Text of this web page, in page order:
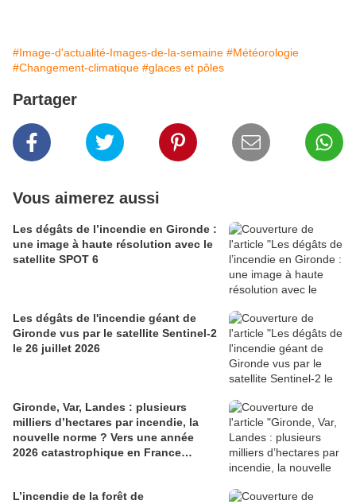
#Image-d'actualité-Images-de-la-semaine #Météorologie
#Changement-climatique #glaces et pôles
Partager
Vous aimerez aussi
Les dégâts de l’incendie en Gironde :
une image à haute résolution avec le
satellite SPOT 6
Les dégâts de l'incendie géant de
Gironde vus par le satellite Sentinel-2
le 26 juillet 2026
Gironde, Var, Landes : plusieurs
milliers d’hectares par incendie, la
nouvelle norme ? Vers une année
2026 catastrophique en France…
L’incendie de la forêt de